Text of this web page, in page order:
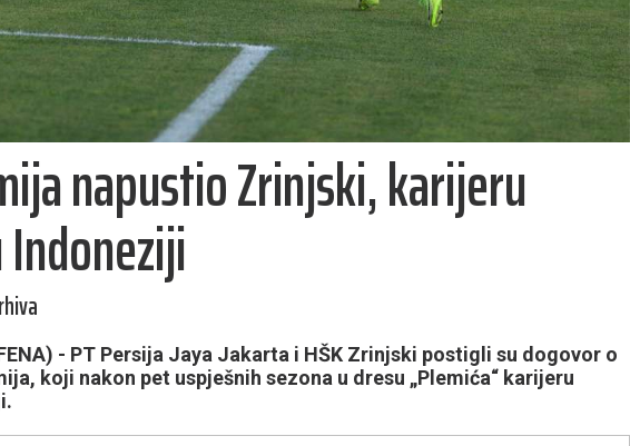
napustio Zrinjski, karijeru
- PT Persija Jaya Jakarta i HŠK Zrinjski postigli su dogovor o
koji nakon pet uspješnih sezona u dresu „Plemića“ karijeru